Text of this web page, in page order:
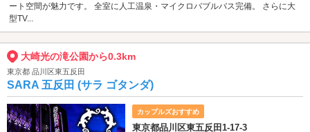
ート空間が魅力です。 全室に人工温泉・マイクロバブルバス完備。 さらに大
型TV...
大崎光の滝公園から0.3km
東京都 品川区東五反田
SARA 五反田 (サラ ゴタンダ)
カップルズおすすめ
東京都品川区東五反田1-17-3